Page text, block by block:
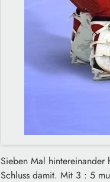
Sieben Mal
Schluss damit. Mit 3 : 5